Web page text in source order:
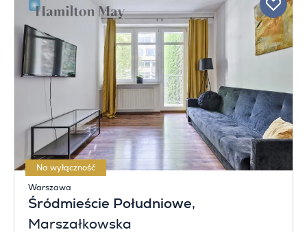
Na wyłączność
Warszawa
Śródmieście Południowe,
Marszałkowska